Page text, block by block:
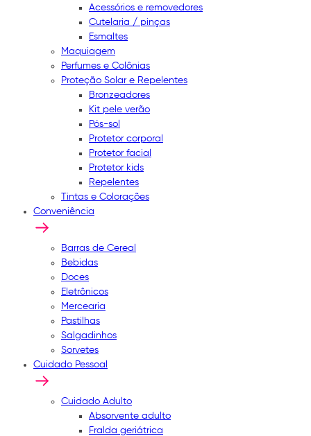
Acessórios e removedores
Cutelaria / pinças
Esmaltes
Maquiagem
Perfumes e Colônias
Proteção Solar e Repelentes
Bronzeadores
Kit pele verão
Pós-sol
Protetor corporal
Protetor facial
Protetor kids
Repelentes
Tintas e Colorações
Conveniência
Barras de Cereal
Bebidas
Doces
Eletrônicos
Mercearia
Pastilhas
Salgadinhos
Sorvetes
Cuidado Pessoal
Cuidado Adulto
Absorvente adulto
Fralda geriátrica